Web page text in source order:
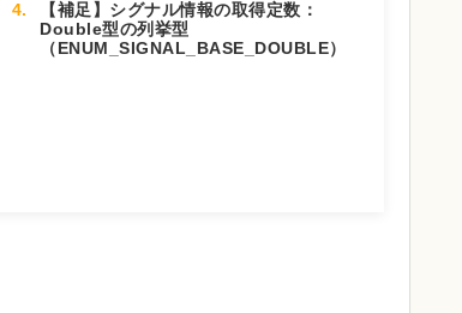
【補足】シグナル情報の取得定数：
Double型の列挙型
（ENUM_SIGNAL_BASE_DOUBLE）